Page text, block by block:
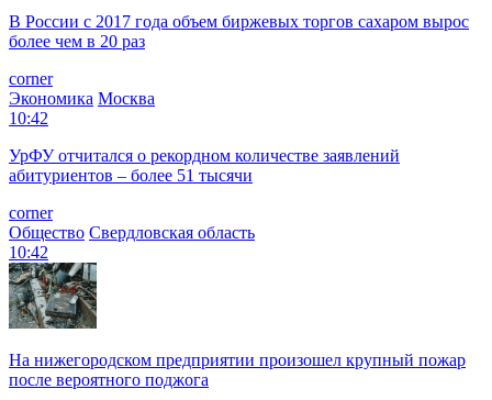
В России с 2017 года объем биржевых торгов сахаром вырос
более чем в 20 раз
corner
Экономика Москва
10:42
УрФУ отчитался о рекордном количестве заявлений
абитуриентов – более 51 тысячи
corner
Общество Свердловская область
10:42
На нижегородском предприятии произошел крупный пожар
после вероятного поджога